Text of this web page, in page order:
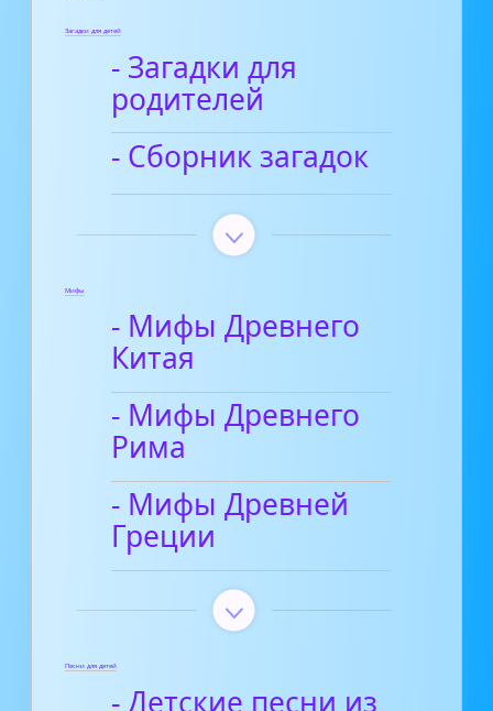
Загадки для детей
- Загадки для
родителей
- Сборник загадок
Мифы
- Мифы Древнего
Китая
- Мифы Древнего
Рима
- Мифы Древней
Греции
Песни для детей
- Детские песни из